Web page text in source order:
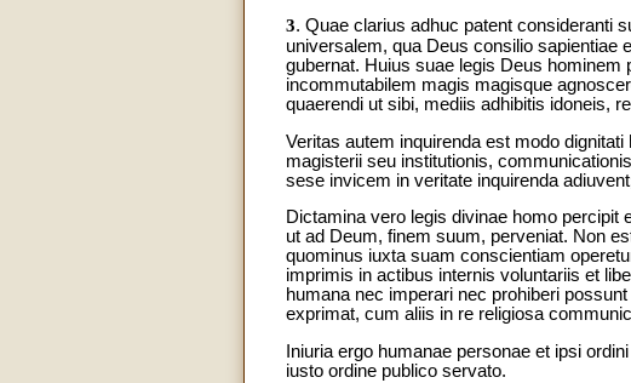
3. Quae clarius adhuc patent consideranti
universalem, qua Deus consilio sapientiae
gubernat. Huius suae legis Deus hominem
incommutabilem magis magisque
quaerendi ut sibi, mediis adhibitis idoneis,
Veritas autem inquirenda est modo
magisterii seu institutionis,
sese invicem in veritate inquirenda
Dictamina vero legis divinae homo percipit
ut ad Deum, finem suum, perveniat. Non
quominus iuxta suam conscientiam
imprimis in actibus internis voluntariis et
humana nec imperari nec prohiberi
exprimat, cum aliis in re religiosa
Iniuria ergo humanae personae et ipsi
iusto ordine publico servato.